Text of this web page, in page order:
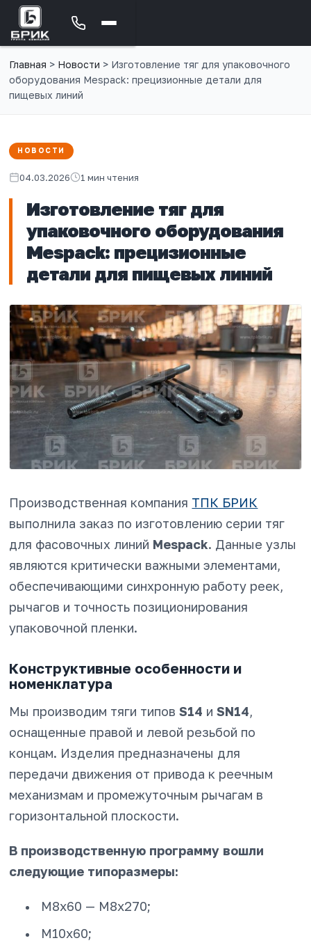
Главная > Новости > Изготовление тяг для упаковочного
оборудования Mespack: прецизионные детали для
пищевых линий
НОВОСТИ
04.03.2026 1 мин чтения
Изготовление тяг для
упаковочного оборудования
Mespack: прецизионные
детали для пищевых линий
Производственная компания ТПК БРИК
выполнила заказ по изготовлению серии тяг
для фасовочных линий Mespack. Данные узлы
являются критически важными элементами,
обеспечивающими синхронную работу реек,
рычагов и точность позиционирования
упаковочной пленки.
Конструктивные особенности и
номенклатура
Мы производим тяги типовS14 иSN14,
оснащенные правой и левой резьбой по
концам. Изделия предназначены для
передачи движения от привода к реечным
механизмам и промежуточным рычагам в
горизонтальной плоскости.
В производственную программу вошли
следующие типоразмеры:
М8х60 — М8х270;
М10х60;